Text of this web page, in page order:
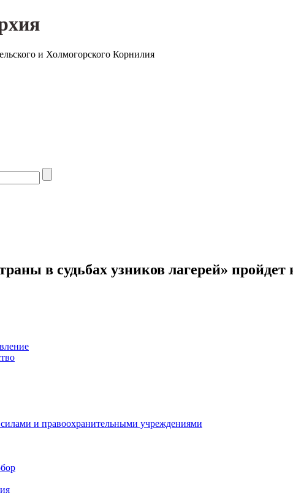
и Холмогорского Корнилия
в судьбах узников лагерей» пройдет
и правоохранительными учреждениями